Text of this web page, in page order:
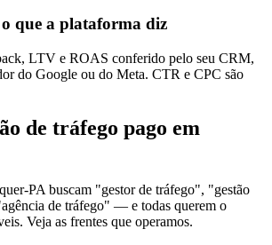
que a plataforma diz
LTV e ROAS conferido pelo seu CRM,
do Google ou do Meta. CTR e CPC são
de tráfego pago em
PA buscam "gestor de tráfego", "gestão
de tráfego" — e todas querem o
Veja as frentes que operamos.